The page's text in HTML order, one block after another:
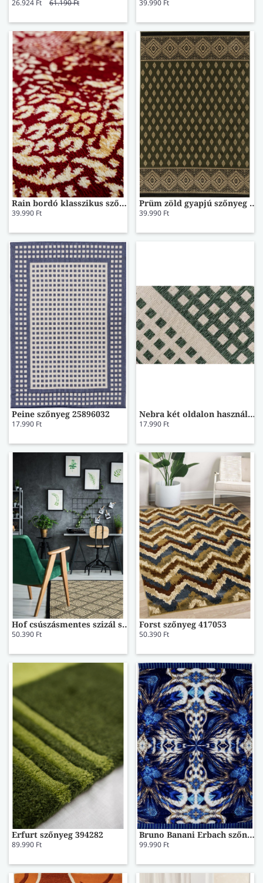
26.924 Ft 61.190 Ft 39.990 Ft
Rain bordó klasszikus szőnyeg 120x180
39.990 Ft
Prüm zöld gyapjú szőnyeg 30145231 120x170
39.990 Ft
Peine szőnyeg 25896032
17.990 Ft
Nebra két oldalon használható szőnyeg 120x170
17.990 Ft
Hof csúszásmentes szizál szőnyeg 509826 120x180
50.390 Ft
Forst szőnyeg 417053
50.390 Ft
Erfurt szőnyeg 394282
89.990 Ft
Bruno Banani Erbach szőnyeg 160x230
99.990 Ft